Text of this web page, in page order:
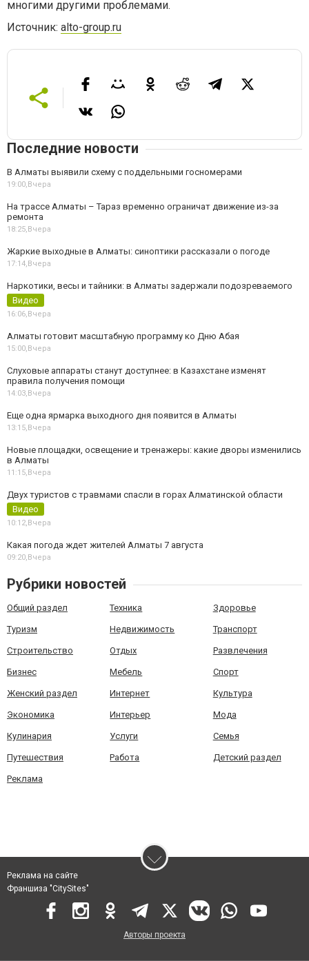
многими другими проблемами.
Источник: alto-group.ru
Последние новости
В Алматы выявили схему с поддельными госномерами
19:00,Вчера
На трассе Алматы – Тараз временно ограничат движение из-за
ремонта
18:25,Вчера
Жаркие выходные в Алматы: синоптики рассказали о погоде
17:14,Вчера
Наркотики, весы и тайники: в Алматы задержали подозреваемого
Видео
16:06,Вчера
Алматы готовит масштабную программу ко Дню Абая
15:00,Вчера
Слуховые аппараты станут доступнее: в Казахстане изменят
правила получения помощи
14:03,Вчера
Еще одна ярмарка выходного дня появится в Алматы
13:15,Вчера
Новые площадки, освещение и тренажеры: какие дворы изменились
в Алматы
11:15,Вчера
Двух туристов с травмами спасли в горах Алматинской области
Видео
10:12,Вчера
Какая погода ждет жителей Алматы 7 августа
09:20,Вчера
Рубрики новостей
Общий раздел Техника Здоровье
Туризм Недвижимость Транспорт
Строительство Отдых Развлечения
Бизнес Мебель Спорт
Женский раздел Интернет Культура
Экономика Интерьер Мода
Кулинария Услуги Семья
Путешествия Работа Детский раздел
Реклама
Реклама на сайте
Франшиза "CitySites"
Авторы проекта